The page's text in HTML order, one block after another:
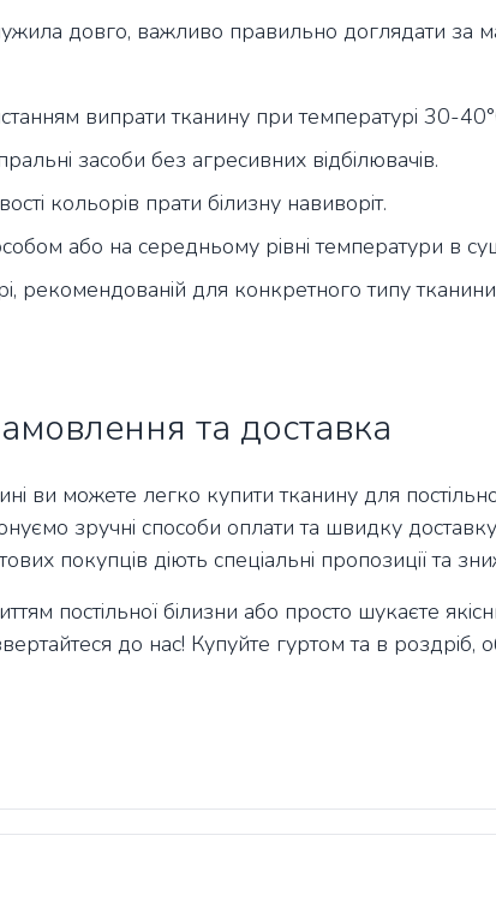
довго, важливо правильно доглядати за
випрати тканину при температурі 30-
засоби без агресивних відбілювачів.
кольорів прати білизну навиворіт.
або на середньому рівні температури в
рекомендованій для конкретного типу
та доставка
ви можете легко купити тканину для
зручні способи оплати та швидку доставку
покупців діють спеціальні пропозиції та
постільної білизни або просто шукаєте
до нас! Купуйте гуртом та в роздріб,